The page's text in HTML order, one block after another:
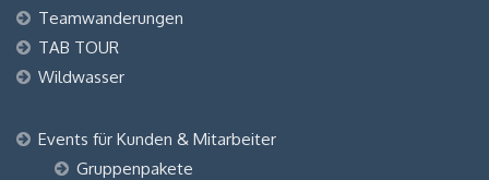
Teamwanderungen
TAB TOUR
Wildwasser
Events für Kunden & Mitarbeiter
Gruppenpakete